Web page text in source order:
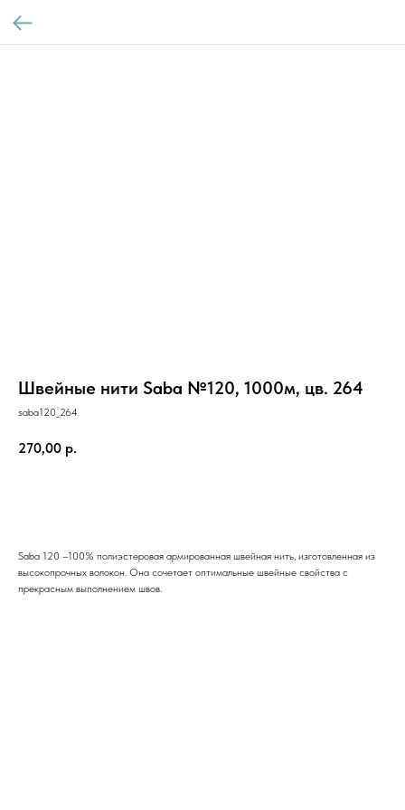
Швейные нити Saba №120, 1000м, цв. 264
saba120_264
270,00 р.
Saba 120 –100% полиэстеровая армированная швейная нить, изготовленная из
высокопрочных волокон. Она сочетает оптимальные швейные свойства с
прекрасным выполнением швов.